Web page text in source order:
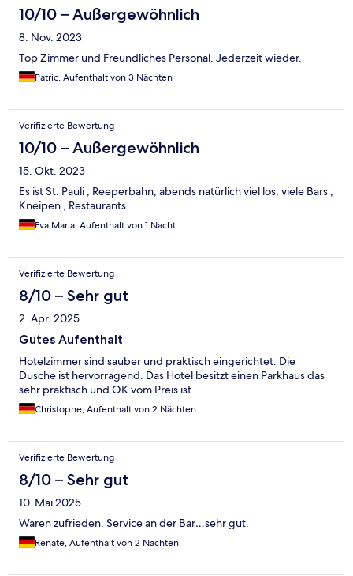
10/10 – Außergewöhnlich
8. Nov. 2023
Top Zimmer und Freundliches Personal. Jederzeit wieder.
Patric, Aufenthalt von 3 Nächten
Verifizierte Bewertung
10/10 – Außergewöhnlich
15. Okt. 2023
Es ist St. Pauli , Reeperbahn, abends natürlich viel los, viele Bars ,
Kneipen , Restaurants
Eva Maria, Aufenthalt von 1 Nacht
Verifizierte Bewertung
8/10 – Sehr gut
2. Apr. 2025
Gutes Aufenthalt
Hotelzimmer sind sauber und praktisch eingerichtet. Die
Dusche ist hervorragend. Das Hotel besitzt einen Parkhaus das
sehr praktisch und OK vom Preis ist.
Christophe, Aufenthalt von 2 Nächten
Verifizierte Bewertung
8/10 – Sehr gut
10. Mai 2025
Waren zufrieden. Service an der Bar…sehr gut.
Renate, Aufenthalt von 2 Nächten